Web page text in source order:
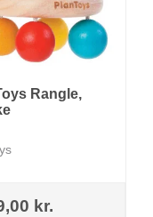
Rangle,
kr.